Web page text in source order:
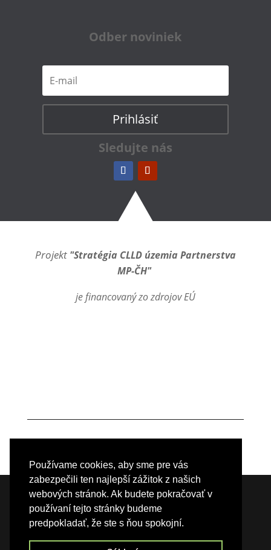
Používame cookies, aby sme pre vás
zabezpečili ten najlepší zážitok z našich
webových stránok. Ak budete pokračovať v
používaní tejto stránky budeme
predpokladať, že ste s ňou spokojní.
Odber noviniek
Prihlásiť
Sledujte nás
Projekt "Stratégia CLLD územia Partnerstva
MP-ČH"
je financovaný zo zdrojov EÚ
Tvorba webu:WebGrow s.r.o.| © 2020Partnerstvo
MP-ČH - Miestna akčná skupina
Používame redakčný systém